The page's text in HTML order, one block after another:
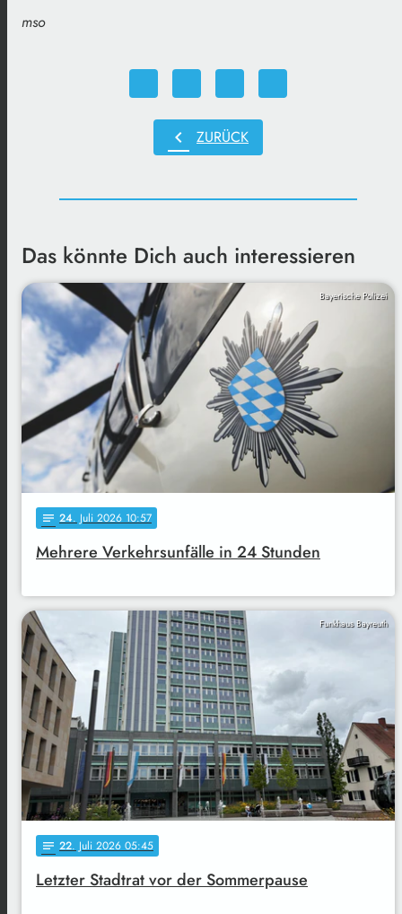
mso
chevron_left ZURÜCK
Das könnte Dich auch interessieren
Bayerische Polizei
notes 24. Juli 2026 10:57
Mehrere Verkehrsunfälle in 24 Stunden
Funkhaus Bayreuth
notes 22. Juli 2026 05:45
Letzter Stadtrat vor der Sommerpause